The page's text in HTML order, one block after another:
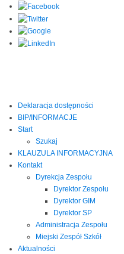
Deklaracja dostępności
BIP/INFORMACJE
Start
Szukaj
KLAUZULA INFORMACYJNA
Kontakt
Dyrekcja Zespołu
Dyrektor Zespołu
Dyrektor GIM
Dyrektor SP
Administracja Zespołu
Miejski Zespół Szkół
Aktualności